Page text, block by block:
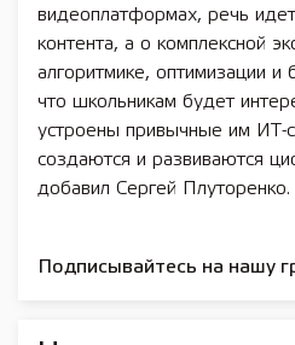
видеоплатформах, речь
контента, а о комплексной
алгоритмике, оптимизации и
что школьникам будет
устроены привычные им ИТ-
создаются и развиваются
добавил Сергей Плуторенко.
Подписывайтесь на нашу